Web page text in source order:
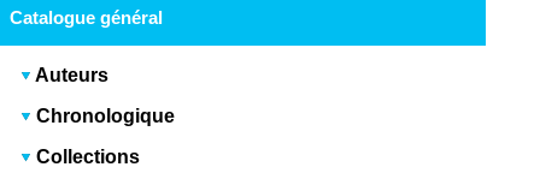
Catalogue général
Auteurs
Chronologique
Collections